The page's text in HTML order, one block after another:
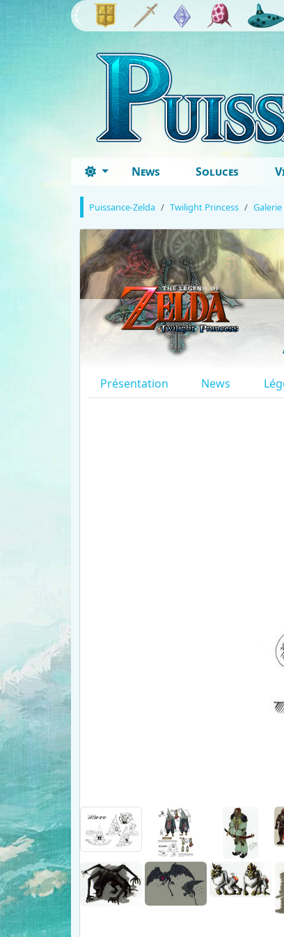
News Soluces
Puissance-Zelda Twilight Princess
Présentation News